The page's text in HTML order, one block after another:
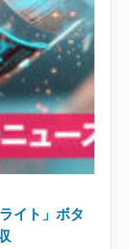
イト」ボタ